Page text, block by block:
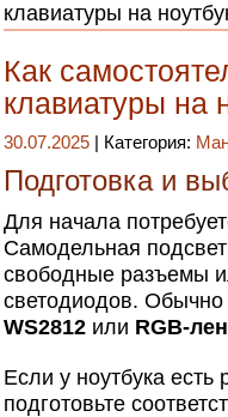
клавиатуры на
Как
клавиатуры на
30.07.2025 | Категория:
Подготовка и
Для начала
Самодельная
свободные разъемы
светодиодов. Обычно
WS2812 или RGB-
Если у ноутбука
подготовьте